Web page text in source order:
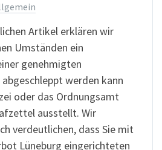
Artikel erklären wir
Umständen ein
genehmigten
werden kann
oder das Ordnungsamt
ausstellt. Wir
verdeutlichen, dass Sie mit
Lüneburg eingerichteten